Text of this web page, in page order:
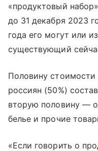
«продуктовый
до 31 декабря 2023
года его могут или
существующий
Половину стоимости
россиян (50%)
вторую половину —
белье и прочие
«Если говорить о